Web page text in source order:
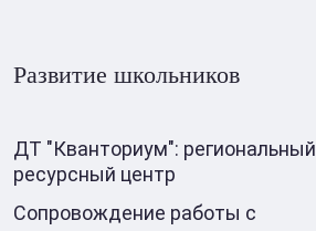
Развитие школьников
ДТ "Кванториум": региональный
ресурсный центр
Сопровождение работы с